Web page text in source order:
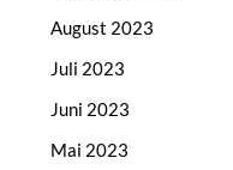
August 2023
Juli 2023
Juni 2023
Mai 2023